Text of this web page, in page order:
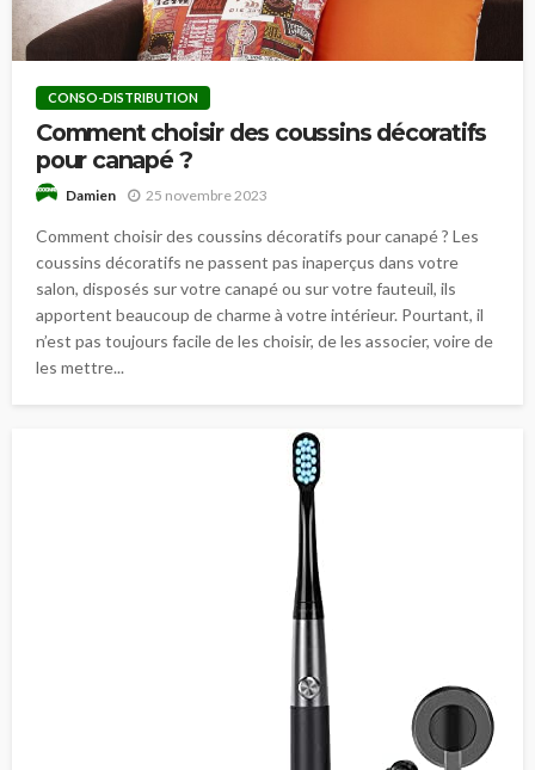
CONSO-DISTRIBUTION
Comment choisir des coussins décoratifs
pour canapé ?
Damien 25 novembre 2023
Comment choisir des coussins décoratifs pour canapé ? Les
coussins décoratifs ne passent pas inaperçus dans votre
salon, disposés sur votre canapé ou sur votre fauteuil, ils
apportent beaucoup de charme à votre intérieur. Pourtant, il
n’est pas toujours facile de les choisir, de les associer, voire de
les mettre...